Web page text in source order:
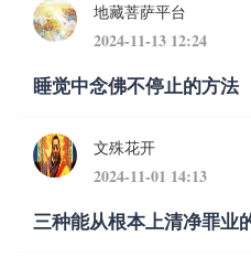
地藏菩萨平台
2024-11-13 12:24
睡觉中念佛不停止的方法
文殊花开
2024-11-01 14:13
三种能从根本上清净罪业